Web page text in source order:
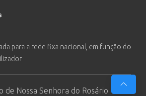
para a rede fixa nacional, em função do
Nossa Senhora do Rosário